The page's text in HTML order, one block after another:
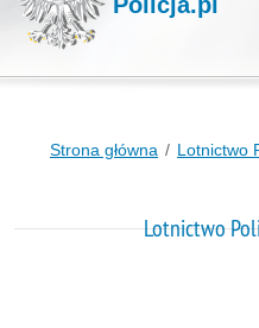
Strona główna Lotnictwo
Lotnictwo